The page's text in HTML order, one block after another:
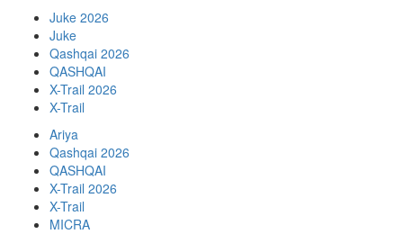
Juke 2026
Juke
Qashqai 2026
QASHQAI
X-Trail 2026
X-Trail
Ariya
Qashqai 2026
QASHQAI
X-Trail 2026
X-Trail
MICRA